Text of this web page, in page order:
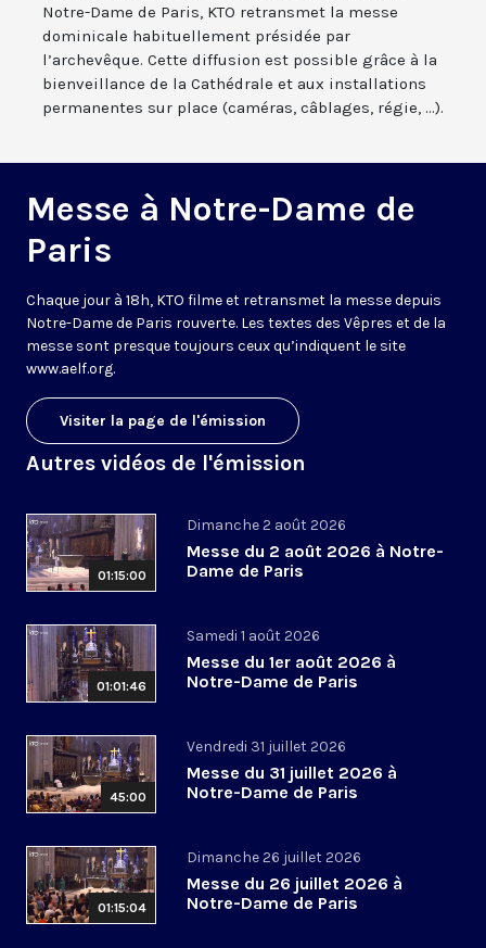
Notre-Dame de Paris, KTO retransmet la messe
dominicale habituellement présidée par
l’archevêque. Cette diffusion est possible grâce à la
bienveillance de la Cathédrale et aux installations
permanentes sur place (caméras, câblages, régie, ...).
Messe à Notre-Dame de
Paris
Chaque jour à 18h, KTO filme et retransmet la messe depuis
Notre-Dame de Paris rouverte. Les textes des Vêpres et de la
messe sont presque toujours ceux qu’indiquent le site
www.aelf.org.
Visiter la page de l'émission
Autres vidéos de l'émission
01:15:00
Dimanche 2 août 2026
Messe du 2 août 2026 à Notre-
Dame de Paris
01:01:46
Samedi 1 août 2026
Messe du 1er août 2026 à
Notre-Dame de Paris
45:00
Vendredi 31 juillet 2026
Messe du 31 juillet 2026 à
Notre-Dame de Paris
01:15:04
Dimanche 26 juillet 2026
Messe du 26 juillet 2026 à
Notre-Dame de Paris